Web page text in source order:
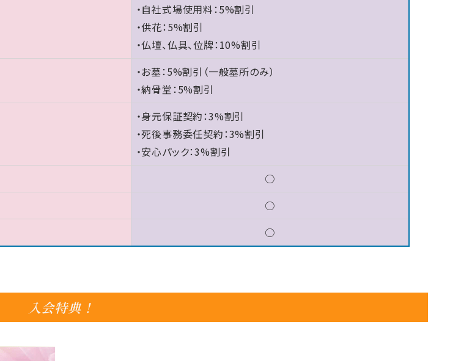
・自社式場使用料：5%割引
・供花：5%割引
・仏壇、仏具、位牌：10%割引
・お墓：5%割引（一般墓所のみ）
・納骨堂：5%割引
・身元保証契約：3%割引
・死後事務委任契約：3%割引
・安心パック：3%割引
○
○
○
入会特典！